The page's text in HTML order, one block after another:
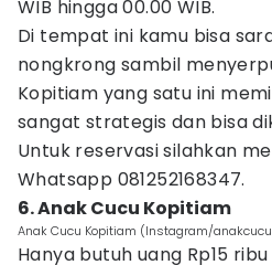
WIB hingga 00.00 WIB.
Di tempat ini kamu bisa
nongkrong sambil
Kopitiam yang satu ini
sangat strategis dan bisa
Untuk reservasi silahkan
Whatsapp 081252168347.
6. Anak Cucu Kopitiam
Anak Cucu Kopitiam (Instagram/
Hanya butuh uang Rp15